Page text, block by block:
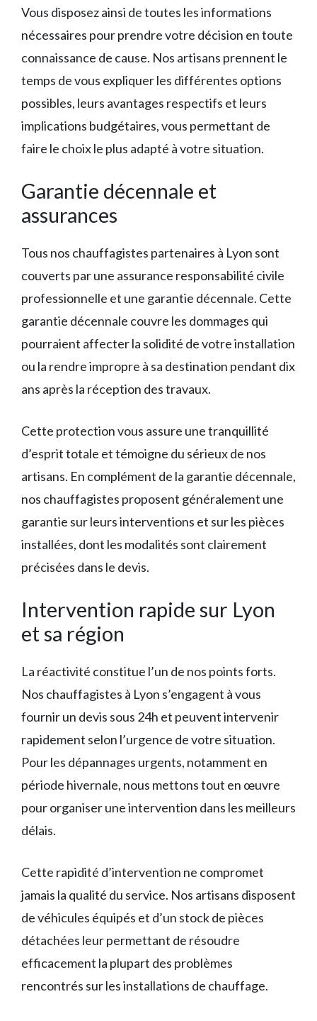
Vous disposez ainsi de toutes les informations
nécessaires pour prendre votre décision en toute
connaissance de cause. Nos artisans prennent le
temps de vous expliquer les différentes options
possibles, leurs avantages respectifs et leurs
implications budgétaires, vous permettant de
faire le choix le plus adapté à votre situation.
Garantie décennale et
assurances
Tous nos chauffagistes partenaires à Lyon sont
couverts par une assurance responsabilité civile
professionnelle et une garantie décennale. Cette
garantie décennale couvre les dommages qui
pourraient affecter la solidité de votre installation
ou la rendre impropre à sa destination pendant dix
ans après la réception des travaux.
Cette protection vous assure une tranquillité
d’esprit totale et témoigne du sérieux de nos
artisans. En complément de la garantie décennale,
nos chauffagistes proposent généralement une
garantie sur leurs interventions et sur les pièces
installées, dont les modalités sont clairement
précisées dans le devis.
Intervention rapide sur Lyon
et sa région
La réactivité constitue l’un de nos points forts.
Nos chauffagistes à Lyon s’engagent à vous
fournir un devis sous 24h et peuvent intervenir
rapidement selon l’urgence de votre situation.
Pour les dépannages urgents, notamment en
période hivernale, nous mettons tout en œuvre
pour organiser une intervention dans les meilleurs
délais.
Cette rapidité d’intervention ne compromet
jamais la qualité du service. Nos artisans disposent
de véhicules équipés et d’un stock de pièces
détachées leur permettant de résoudre
efficacement la plupart des problèmes
rencontrés sur les installations de chauffage.